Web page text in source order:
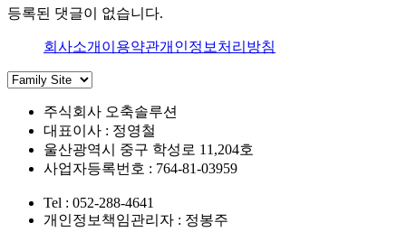
등록된 댓글이 없습니다.
회사소개 이용약관개인정보처리방침
주식회사 오축솔루션
대표이사 : 정영철
울산광역시 중구 학성로 11,204호
사업자등록번호 : 764-81-03959
Tel : 052-288-4641
개인정보책임관리자 : 정봉주